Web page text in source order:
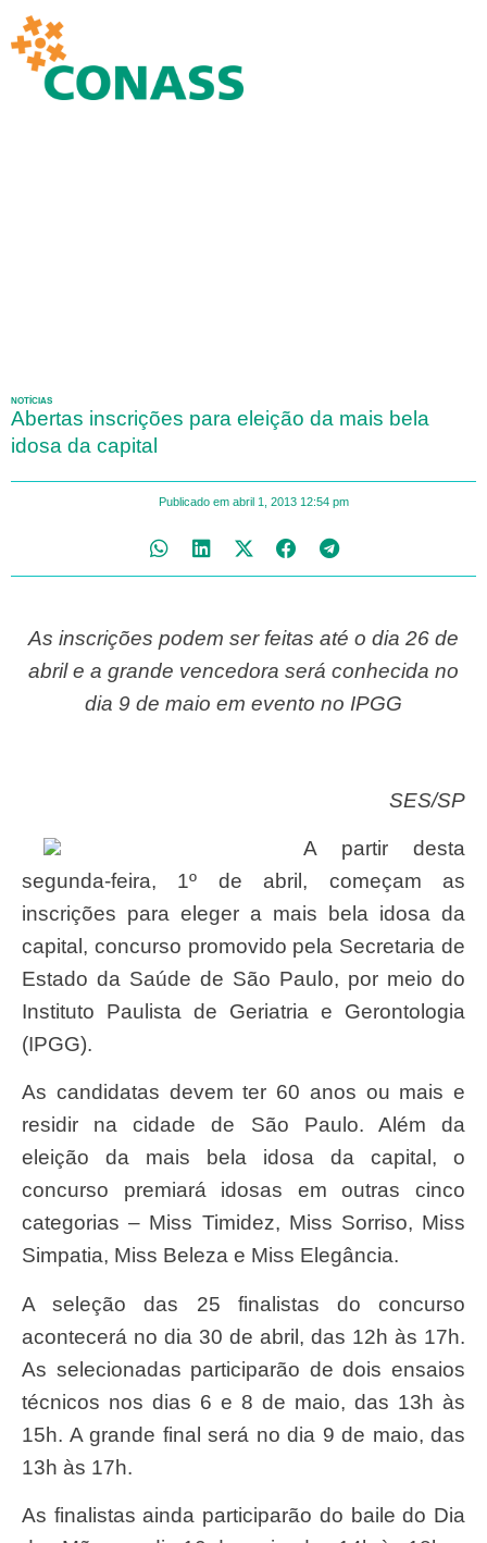
NOTÍCIAS
Abertas inscrições para eleição da mais bela
idosa da capital
Publicado em abril 1, 2013 12:54 pm
As inscrições podem ser feitas até o dia 26 de
abril e a grande vencedora será conhecida no
dia 9 de maio em evento no IPGG
SES/SP
A partir desta
segunda-feira, 1º de abril, começam as
inscrições para eleger a mais bela idosa da
capital, concurso promovido pela Secretaria de
Estado da Saúde de São Paulo, por meio do
Instituto Paulista de Geriatria e Gerontologia
(IPGG).
As candidatas devem ter 60 anos ou mais e
residir na cidade de São Paulo. Além da
eleição da mais bela idosa da capital, o
concurso premiará idosas em outras cinco
categorias – Miss Timidez, Miss Sorriso, Miss
Simpatia, Miss Beleza e Miss Elegância.
A seleção das 25 finalistas do concurso
acontecerá no dia 30 de abril, das 12h às 17h.
As selecionadas participarão de dois ensaios
técnicos nos dias 6 e 8 de maio, das 13h às
15h. A grande final será no dia 9 de maio, das
13h às 17h.
As finalistas ainda participarão do baile do Dia